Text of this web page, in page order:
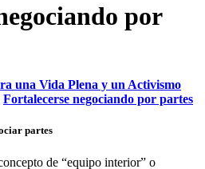
por
una Vida Plena y un Activismo
Fortalecerse negociando por partes
partes
de “equipo interior” o